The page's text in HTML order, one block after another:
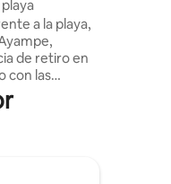
a la playa,
de retiro en
con las
Ayampe es
tranquilo